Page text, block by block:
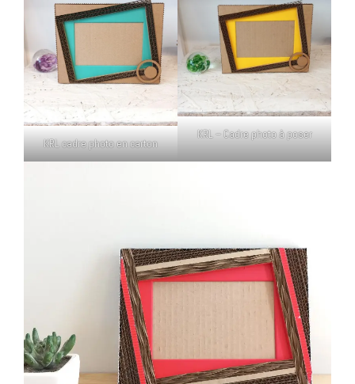
KRL cadre photo en carton
KRL – Cadre photo à poser